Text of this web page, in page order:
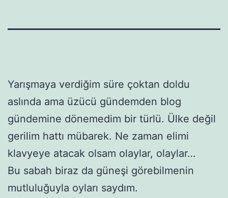
Yarışmaya verdiğim süre çoktan doldu
aslında ama üzücü gündemden blog
gündemine dönemedim bir türlü. Ülke değil
gerilim hattı mübarek. Ne zaman elimi
klavyeye atacak olsam olaylar, olaylar…
Bu sabah biraz da güneşi görebilmenin
mutluluğuyla oyları saydım.